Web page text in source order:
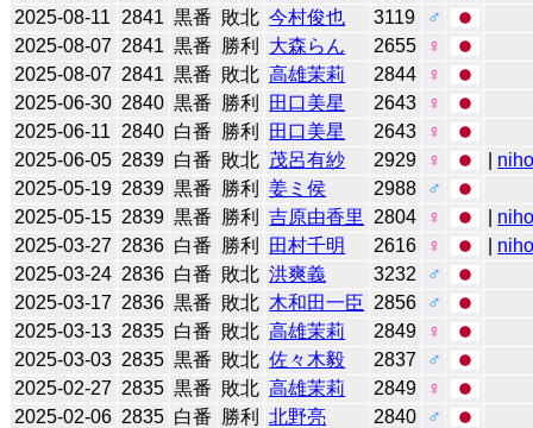
2025-08-11
2841 黒番 敗北 今村俊也 3119
♂
2025-08-07 2841 黒番 勝利 大森らん 2655
♀
2025-08-07 2841 黒番 敗北 高雄茉莉 2844
♀
2025-06-30 2840 黒番 勝利 田口美星 2643
♀
2025-06-11
2840 白番 勝利 田口美星 2643
♀
2025-06-05 2839 白番 敗北 茂呂有紗 2929 ♀
2025-05-19 2839 黒番 勝利 姜ミ侯 2988
♂
2025-05-15 2839 黒番 勝利 吉原由香里 2804 ♀
2025-03-27 2836 白番 勝利 田村千明 2616 ♀
2025-03-24 2836 白番 敗北 洪爽義 3232
♂
2025-03-17 2836 黒番 敗北 木和田一臣 2856
♂
2025-03-13 2835 白番 敗北 高雄茉莉 2849
♀
2025-03-03 2835 黒番 敗北 佐々木毅 2837
♂
2025-02-27 2835 黒番 敗北 高雄茉莉 2849
♀
2025-02-06 2835 白番 勝利 北野亮 2840
♂